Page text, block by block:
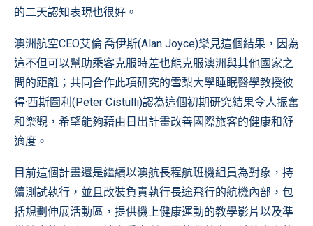
的二天認知表現也很好。
澳洲航空CEO艾倫·喬伊斯(Alan Joyce)樂見這個結果，因為
這不但可以幫助乘客克服時差也能克服澳洲與其他國家之
間的距離；共同合作此項研究的雪梨大學睡眠醫學教授彼
得·西斯圖利(Peter Cistulli)認為這個初期研究結果令人振奮
和樂觀，希望能夠藉由日出計畫改善國際旅客的健康和舒
適度。
目前這個計畫還是繼續以澳航長程航班機組員為對象，持
續測試執行，並且改裝負責執行長途飛行的航機內部，包
括規劃伸展活動區，提供機上健康運動的教學影片以及準